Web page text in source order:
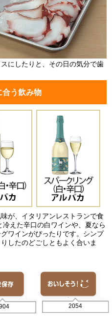
にしたりと、その日の気分で歯
合う飲み物
が、イタリアンレストランで食
えた辛口の白ワインや、夏なら
ワインがぴったりです。シンプ
したのどごしともよく合いま
2054